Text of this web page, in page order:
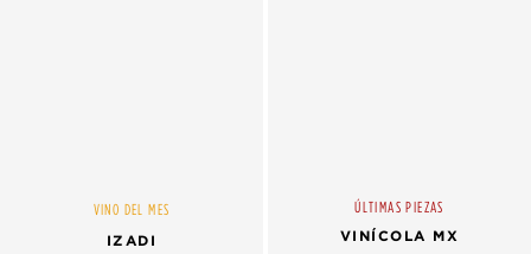
VINO DEL MES
IZADI
ÚLTIMAS PIEZAS
VINÍCOLA MX